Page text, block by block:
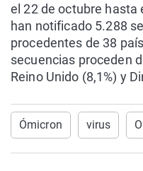
el 22 de octubre hasta
han notificado 5.288
procedentes de 38
secuencias proceden
Reino Unido (8,1%) y
Ómicron virus